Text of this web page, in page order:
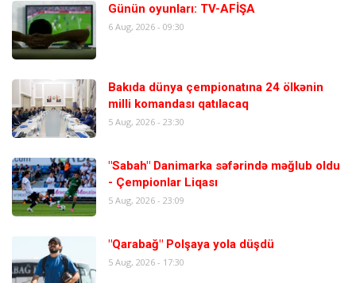
Günün oyunları: TV-AFİŞA
6 Aug, 2026 - 09:30
Bakıda dünya çempionatına 24 ölkənin
milli komandası qatılacaq
5 Aug, 2026 - 23:30
"Sabah" Danimarka səfərində məğlub oldu
- Çempionlar Liqası
5 Aug, 2026 - 23:09
"Qarabağ" Polşaya yola düşdü
5 Aug, 2026 - 17:30